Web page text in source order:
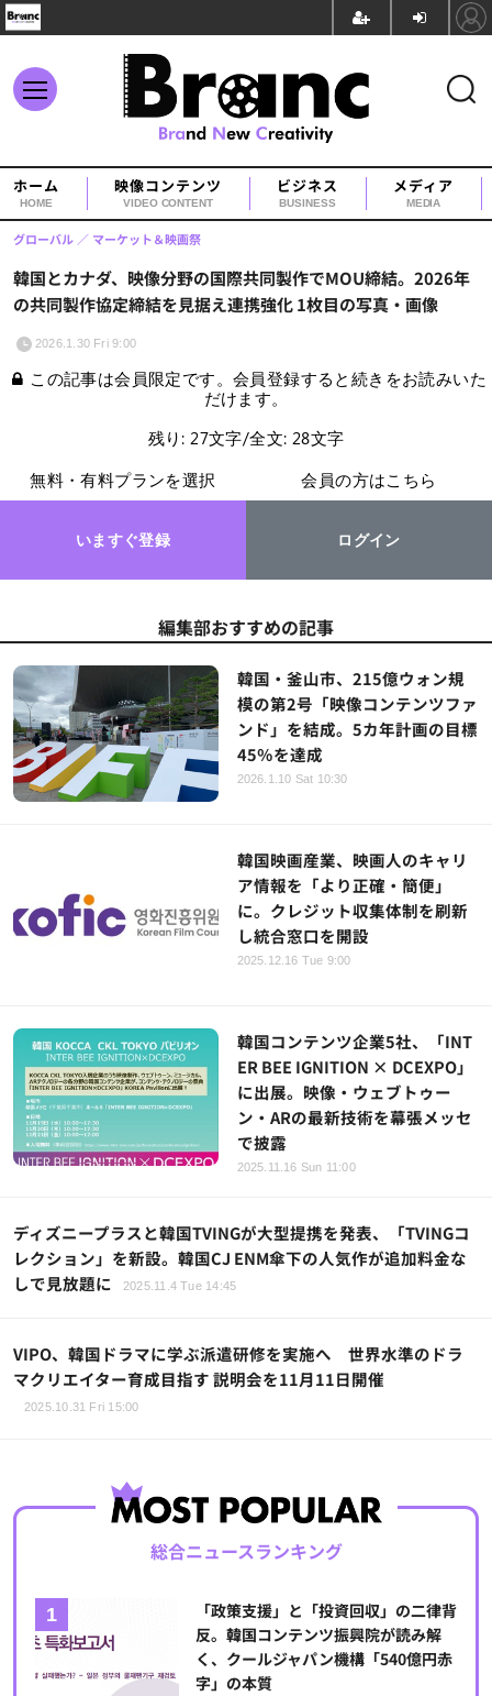
ホーム
HOME
映像コンテンツ
VIDEO CONTENT
ビジネス
BUSINESS
メディア
MEDIA
韓国とカナダ、映像分野の国際共同製作でMOU締結。2026年
の共同製作協定締結を見据え連携強化 1枚目の写真・画像
グローバル マーケット＆映画祭
2026.1.30 Fri 9:00
この記事は会員限定です。会員登録すると続きをお読みいた
だけます。
残り: 27文字/全文: 28文字
無料・有料プランを選択
いますぐ登録
会員の方はこちら
ログイン
編集部おすすめの記事
韓国・釜山市、215億ウォン規
模の第2号「映像コンテンツファ
ンド」を結成。5カ年計画の目標
45％を達成
2026.1.10 Sat 10:30
韓国映画産業、映画人のキャリ
ア情報を「より正確・簡便」
に。クレジット収集体制を刷新
し統合窓口を開設
2025.12.16 Tue 9:00
韓国コンテンツ企業5社、「INT
ER BEE IGNITION × DCEXPO」
に出展。映像・ウェブトゥー
ン・ARの最新技術を幕張メッセ
で披露
2025.11.16 Sun 11:00
ディズニープラスと韓国TVINGが大型提携を発表、「TVINGコ
レクション」を新設。韓国CJ ENM傘下の人気作が追加料金な
しで見放題に
2025.11.4 Tue 14:45
VIPO、韓国ドラマに学ぶ派遣研修を実施へ 世界水準のドラ
マクリエイター育成目指す 説明会を11月11日開催
2025.10.31 Fri 15:00
総合ニュースランキング
「政策支援」と「投資回収」の二律背
反。韓国コンテンツ振興院が読み解
く、クールジャパン機構「540億円赤
字」の本質